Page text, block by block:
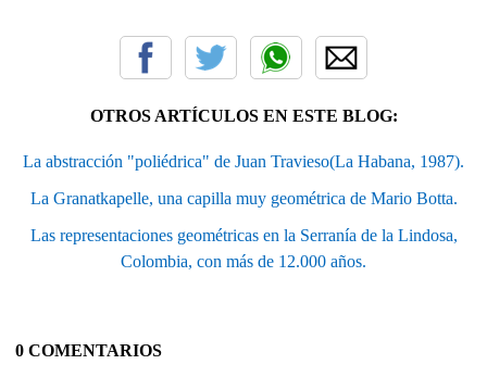
OTROS ARTÍCULOS EN ESTE BLOG:
La abstracción "poliédrica" de Juan Travieso(La Habana, 1987).
La Granatkapelle, una capilla muy geométrica de Mario Botta.
Las representaciones geométricas en la Serranía de la Lindosa,
Colombia, con más de 12.000 años.
0 COMENTARIOS